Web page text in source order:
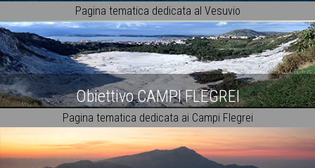
Pagina tematica dedicata al Vesuvio
Obiettivo CAMPI FLEGREI
Pagina tematica dedicata ai Campi Flegrei